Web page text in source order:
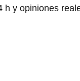
h y opiniones